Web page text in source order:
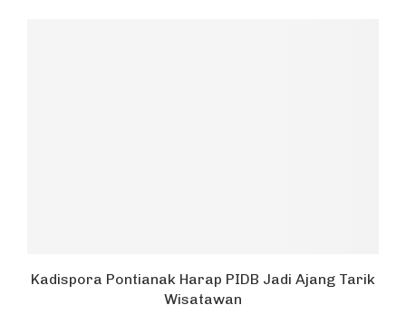
Kadispora Pontianak Harap PIDB Jadi Ajang Tarik
Wisatawan